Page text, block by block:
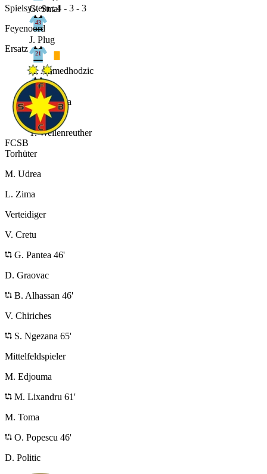
G. Smal
43
J. Plug
21
A. Ahmedhodzic
30
J. Lotomba
22
T. Wellenreuther
Spielsystem : 4 - 3 - 3
Feyenoord
Ersatz
FCSB
Torhüter
M. Udrea
L. Zima
Verteidiger
V. Cretu
G. Pantea 46'
D. Graovac
B. Alhassan 46'
V. Chiriches
S. Ngezana 65'
Mittelfeldspieler
M. Edjouma
M. Lixandru 61'
M. Toma
O. Popescu 46'
D. Politic